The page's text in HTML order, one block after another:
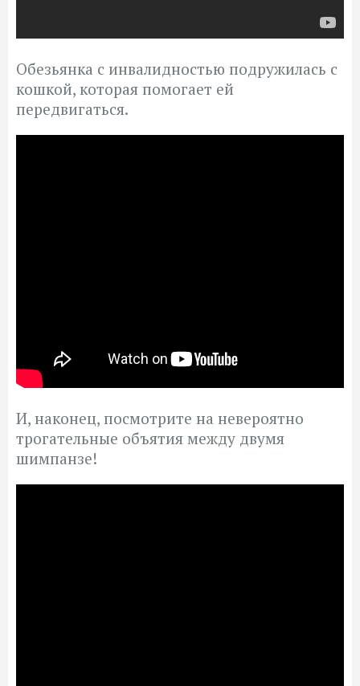
Обезьянка с инвалидностью подружилась с
кошкой, которая помогает ей
передвигаться.
И, наконец, посмотрите на невероятно
трогательные объятия между двумя
шимпанзе!